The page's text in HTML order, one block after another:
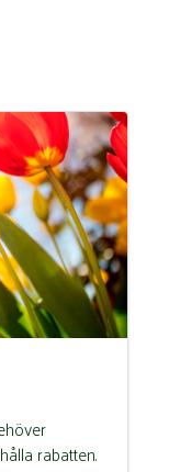
rabatten.